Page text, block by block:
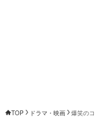
TOP ドラマ・映画 爆笑の